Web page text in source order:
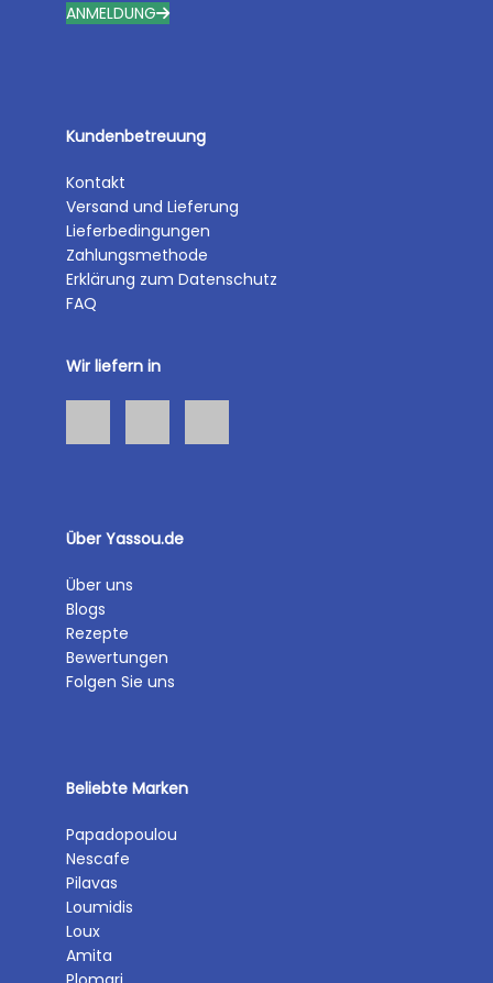
ANMELDUNG
Kundenbetreuung
Kontakt
Versand und Lieferung
Lieferbedingungen
Zahlungsmethode
Erklärung zum Datenschutz
FAQ
Wir liefern in
Über Yassou.de
Über uns
Blogs
Rezepte
Bewertungen
Folgen Sie uns
Beliebte Marken
Papadopoulou
Nescafe
Pilavas
Loumidis
Loux
Amita